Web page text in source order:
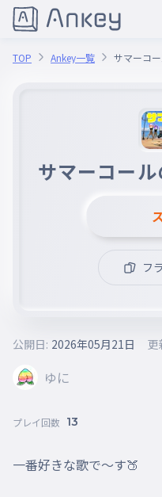
TOP Ankey一覧 サマーコ
サマーコー
フ
ゆに
公開日: 2026年05月21日 更
プレイ回数 13
一番好きな歌で〜す🍑